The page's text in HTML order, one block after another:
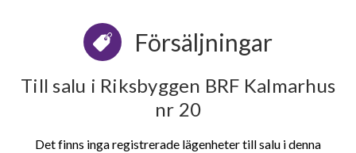
Försäljningar
Till salu i Riksbyggen BRF Kalmarhus
nr 20
Det finns inga registrerade lägenheter till salu i denna